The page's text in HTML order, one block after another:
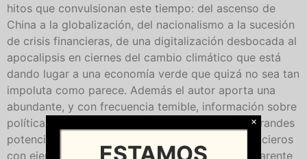
hitos que convulsionan este tiempo: del ascenso de
China a la globalización, del nacionalismo a la sucesión
de crisis financieras, de una digitalización desbocada al
apocalipsis en ciernes del cambio climático que está
dando lugar a una economía verde que quizá no sea tan
impoluta como parece. Además el autor aporta una
abundante, y con frecuencia temible, información sobre
política internacional, intereses cruzados entre grandes
potencias, empresas tecnológicas y fondos financieros
con ejemplos que no auguran nada bueno. La aparente
×